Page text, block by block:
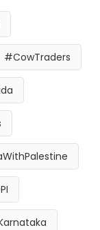
#CowTraders